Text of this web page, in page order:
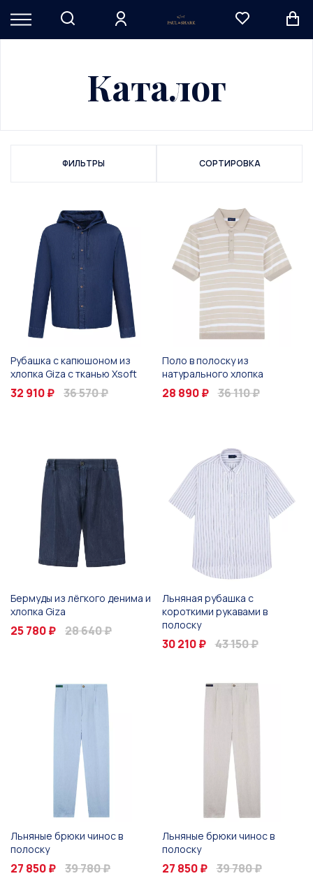
Каталог
ФИЛЬТРЫ СОРТИРОВКА
Рубашка с капюшоном из
хлопка Giza с тканью Xsoft
32 910 ₽ 36 570 ₽
Поло в полоску из
натурального хлопка
28 890 ₽ 36 110 ₽
Бермуды из лёгкого денима и
хлопка Giza
25 780 ₽ 28 640 ₽
Льняная рубашка с
короткими рукавами в
полоску
30 210 ₽ 43 150 ₽
Льняные брюки чинос в
полоску
27 850 ₽ 39 780 ₽
Льняные брюки чинос в
полоску
27 850 ₽ 39 780 ₽